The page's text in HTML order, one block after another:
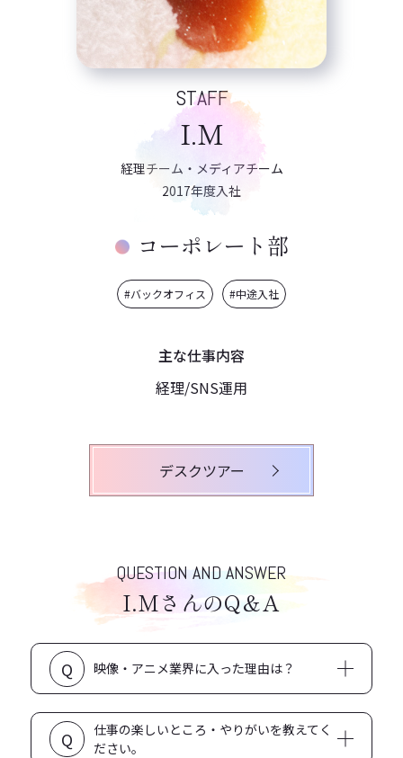
STAFF
I.M
経理チーム・メディアチーム
2017年度入社
コーポレート部
#バックオフィス #中途入社
主な仕事内容
経理/SNS運用
デスクツアー
QUESTION AND ANSWER
I.MさんのQ＆A
Q 映像・アニメ業界に入った理由は？
アニメが好きなこととアニメ業界への好奇心
Q
仕事の楽しいところ・やりがいを教えてく
ださい。